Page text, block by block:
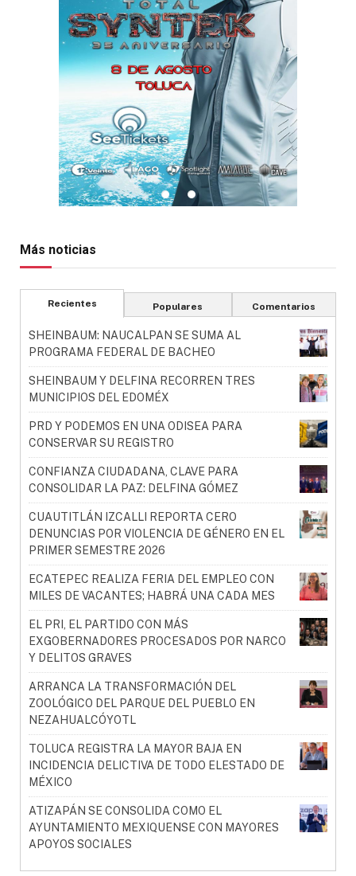
Más noticias
Recientes Populares Comentarios
SHEINBAUM: NAUCALPAN SE SUMA AL
PROGRAMA FEDERAL DE BACHEO
SHEINBAUM Y DELFINA RECORREN TRES
MUNICIPIOS DEL EDOMÉX
PRD Y PODEMOS EN UNA ODISEA PARA
CONSERVAR SU REGISTRO
CONFIANZA CIUDADANA, CLAVE PARA
CONSOLIDAR LA PAZ: DELFINA GÓMEZ
CUAUTITLÁN IZCALLI REPORTA CERO
DENUNCIAS POR VIOLENCIA DE GÉNERO EN EL
PRIMER SEMESTRE 2026
ECATEPEC REALIZA FERIA DEL EMPLEO CON
MILES DE VACANTES; HABRÁ UNA CADA MES
EL PRI, EL PARTIDO CON MÁS
EXGOBERNADORES PROCESADOS POR NARCO
Y DELITOS GRAVES
ARRANCA LA TRANSFORMACIÓN DEL
ZOOLÓGICO DEL PARQUE DEL PUEBLO EN
NEZAHUALCÓYOTL
TOLUCA REGISTRA LA MAYOR BAJA EN
INCIDENCIA DELICTIVA DE TODO ELESTADO DE
MÉXICO
ATIZAPÁN SE CONSOLIDA COMO EL
AYUNTAMIENTO MEXIQUENSE CON MAYORES
APOYOS SOCIALES